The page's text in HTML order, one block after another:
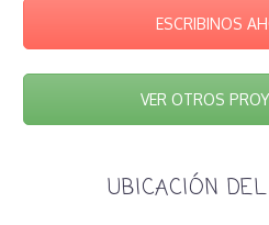
ESCRIBINOS
VER OTROS
UBICACIÓN